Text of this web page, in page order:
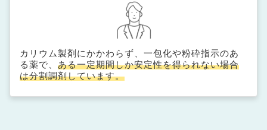
カリウム製剤にかかわらず、一包化や粉砕指示のあ
る薬で、 ある一定期間しか安定性を得られない場合
は分割調剤しています。